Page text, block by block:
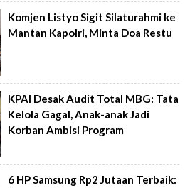
Komjen Listyo Sigit Silaturahmi ke
Mantan Kapolri, Minta Doa Restu
KPAI Desak Audit Total MBG: Tata
Kelola Gagal, Anak-anak Jadi
Korban Ambisi Program
6 HP Samsung Rp2 Jutaan Terbaik: